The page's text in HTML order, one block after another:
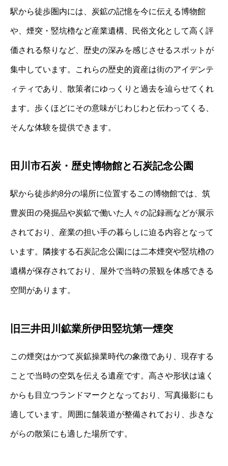
駅から徒歩圏内には、炭鉱の記憶を今に伝える博物館
や、煙突・竪坑櫓など産業遺構、民俗文化として高く評
価される祭りなど、歴史の深みを感じさせるスポットが
集中しています。これらの歴史的資産は街のアイデンテ
ィティであり、散策者にゆっくりと過去を辿らせてくれ
ます。歩くほどにその意味がじわじわと伝わってくる、
そんな体験を提供できます。
田川市石炭・歴史博物館と石炭記念公園
駅から徒歩約8分の場所に位置するこの博物館では、筑
豊炭田の発掘品や炭鉱で働いた人々の記録画などが展示
されており、産業の担い手の暮らしに迫る内容となって
います。隣接する石炭記念公園には二本煙突や竪坑櫓の
遺構が保存されており、屋外で当時の景観を体感できる
空間があります。
旧三井田川鉱業所伊田竪坑第一煙突
この煙突はかつて炭鉱操業時代の象徴であり、現存する
ことで当時の空気を伝える遺産です。高さや形状は遠く
からも目立つランドマークとなっており、写真撮影にも
適しています。周囲に舗装道が整備されており、歩きな
がらの散策にも適した場所です。